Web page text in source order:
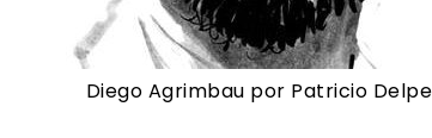
Diego Agrimbau por Patricio